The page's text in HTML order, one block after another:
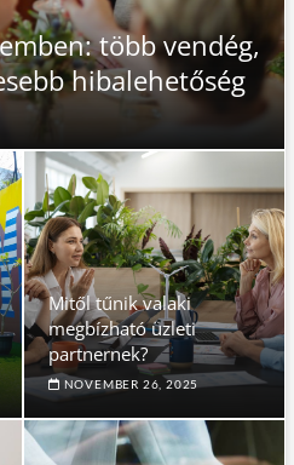
több vendég,
hibalehetőség
Mitől tűnik valaki
megbízható üzleti
partnernek?
NOVEMBER 26, 2025